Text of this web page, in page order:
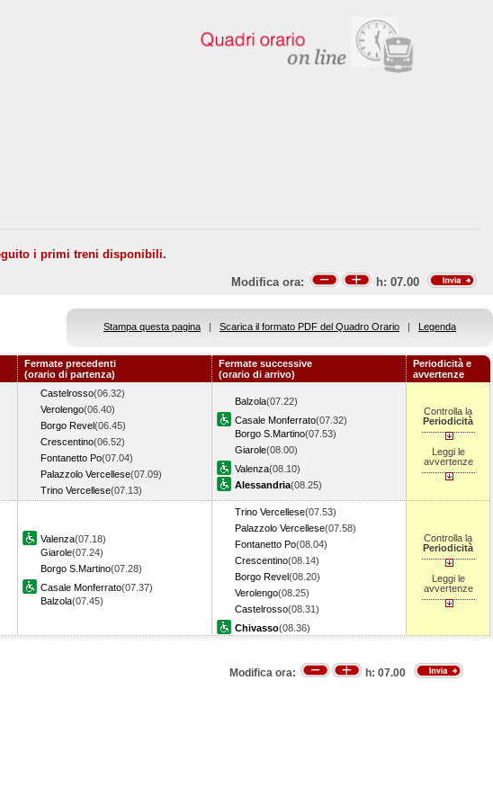
i primi treni disponibili.
Modifica ora: h: 07.00
Stampa questa pagina | Scarica il formato PDF del Quadro Orario | Legenda
Fermate precedenti
(orario di partenza)
Fermate successive
(orario di arrivo)
Periodicità e
avvertenze
Castelrosso(06.32)
Verolengo(06.40)
Borgo Revel(06.45)
Crescentino(06.52)
Fontanetto Po(07.04)
Palazzolo Vercellese(07.09)
Trino Vercellese(07.13)
Balzola(07.22)
Casale Monferrato(07.32)
Borgo S.Martino(07.53)
Giarole(08.00)
Valenza(08.10)
Alessandria(08.25)
Controlla la
Periodicità
Leggi le
avvertenze
Valenza(07.18)
Giarole(07.24)
Borgo S.Martino(07.28)
Casale Monferrato(07.37)
Balzola(07.45)
Trino Vercellese(07.53)
Palazzolo Vercellese(07.58)
Fontanetto Po(08.04)
Crescentino(08.14)
Borgo Revel(08.20)
Verolengo(08.25)
Castelrosso(08.31)
Chivasso(08.36)
Controlla la
Periodicità
Leggi le
avvertenze
Modifica ora: h: 07.00